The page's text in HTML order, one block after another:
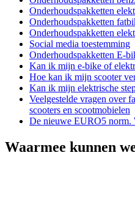
Onderhoudspakketten
Onderhoudspakketten
Onderhoudspakketten
Social media toestemming
Onderhoudspakketten E-
Kan ik mijn e-bike of
Hoe kan ik mijn scooter
Kan ik mijn elektrische
Veelgestelde vragen over
scooters en scootmobielen
De nieuwe EURO5 norm.
Waarmee kunnen